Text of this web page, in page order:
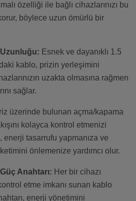
özelliği ile bağlı cihazlarınızı bu
böylece uzun ömürlü bir
Esnek ve dayanıklı 1.5
kablo, prizin yerleşimini
uzakta olmasına rağmen
sağlar.
üzerinde bulunan açma/kapama
kolayca kontrol etmenizi
enerji tasarrufu yapmanıza ve
önlemenize yardımcı olur.
Anahtarı: Her bir cihazı
etme imkanı sunan kablo
enerji yönetimini